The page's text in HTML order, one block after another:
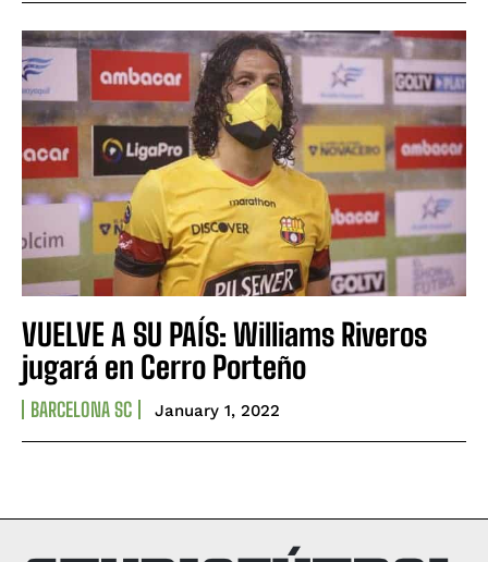
VUELVE A SU PAÍS: Williams Riveros
jugará en Cerro Porteño
BARCELONA SC January 1, 2022